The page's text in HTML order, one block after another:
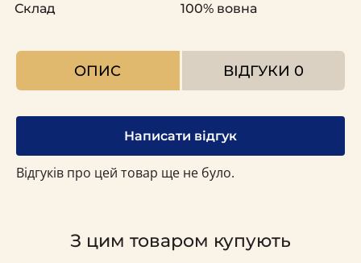
Склад
100% вовна
ОПИС ВІДГУКИ 0
Написати відгук
Відгуків про цей товар ще не було.
З цим товаром купують